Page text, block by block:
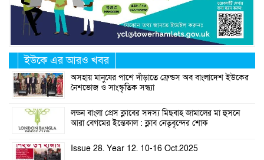
ইউকে এর আরও খবর
অসহায় মানুষের পাশে দাঁড়াতে ফ্রেন্ডস অব বাংলাদেশ ইউকের
নৈশভোজ ও সাংস্কৃতিক সন্ধ্যা
লন্ডন বাংলা প্রেস ক্লাবের সদস্য মিছবাহ জামালের মা হুসনে
আরা বেগমের ইন্তেকাল : ক্লাব নেতৃবৃন্দের শোক
Issue 28. Year 12. 10-16 Oct.2025